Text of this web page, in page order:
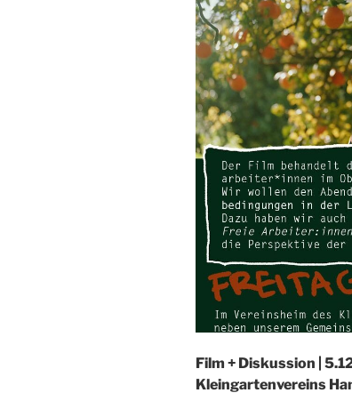
Film + Diskussion |
Kleingartenvereins